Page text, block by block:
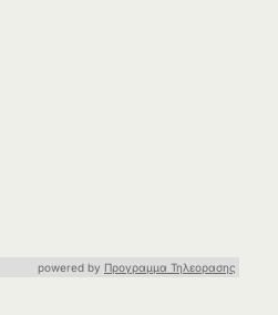
powered by Προγραμμα Τηλεορασης